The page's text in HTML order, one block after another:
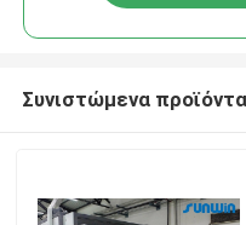
Συνιστώμενα προϊόντα